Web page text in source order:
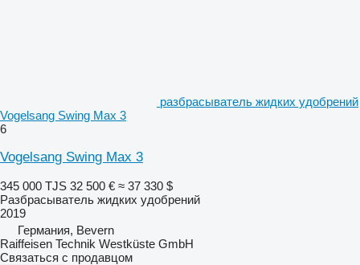
разбрасыватель жидких удобрений
Vogelsang Swing Max 3
6
Vogelsang Swing Max 3
345 000 TJS 32 500 € ≈ 37 330 $
Разбрасыватель жидких удобрений
2019
Германия, Bevern
Raiffeisen Technik Westküste GmbH
Связаться с продавцом